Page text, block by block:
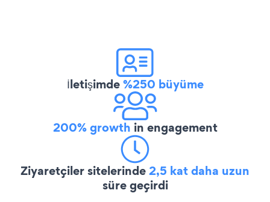
İletişimde%250 büyüme
200% growth in engagement
Ziyaretçiler sitelerinde2,5 kat daha uzun
süre geçirdi